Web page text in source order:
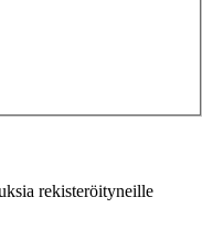
rekisteröityneille